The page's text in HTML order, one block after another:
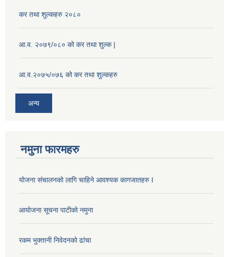
कर तथा शुल्कहरु २०८०
आ.व. २०७९/०८० को कर तथा शुल्क |
आ.व.२०७५/०७६ को कर तथा शुल्कहरु
अन्य
नमुना फारमहरु
योजना संचालनको लागि चाहिने आवश्यक कागजातहरु I
आयोजना सूचना पाटीको नमुना
रकम भुक्तानी निवेदनको ढांचा